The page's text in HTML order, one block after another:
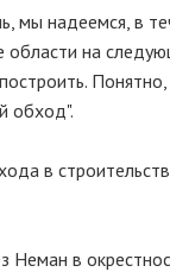
мы надеемся, в
на
обход".
в
в